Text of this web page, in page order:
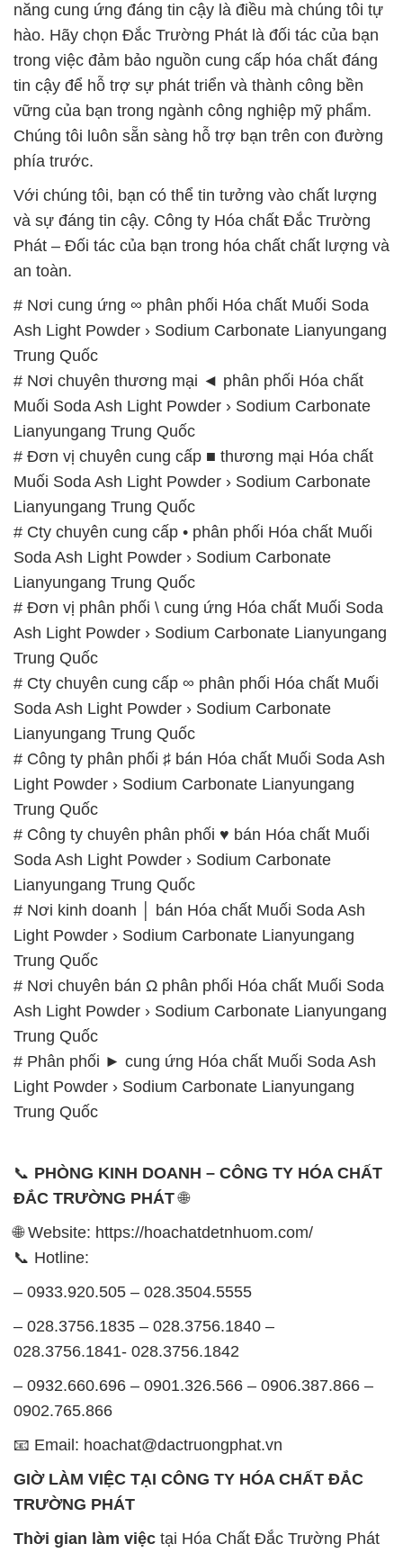
năng cung ứng đáng tin cậy là điều mà chúng tôi tự
hào. Hãy chọn Đắc Trường Phát là đối tác của bạn
trong việc đảm bảo nguồn cung cấp hóa chất đáng
tin cậy để hỗ trợ sự phát triển và thành công bền
vững của bạn trong ngành công nghiệp mỹ phẩm.
Chúng tôi luôn sẵn sàng hỗ trợ bạn trên con đường
phía trước.
Với chúng tôi, bạn có thể tin tưởng vào chất lượng
và sự đáng tin cậy. Công ty Hóa chất Đắc Trường
Phát – Đối tác của bạn trong hóa chất chất lượng và
an toàn.
# Nơi cung ứng ∞ phân phối Hóa chất Muối Soda
Ash Light Powder › Sodium Carbonate Lianyungang
Trung Quốc
# Nơi chuyên thương mại ◄ phân phối Hóa chất
Muối Soda Ash Light Powder › Sodium Carbonate
Lianyungang Trung Quốc
# Đơn vị chuyên cung cấp ■ thương mại Hóa chất
Muối Soda Ash Light Powder › Sodium Carbonate
Lianyungang Trung Quốc
# Cty chuyên cung cấp • phân phối Hóa chất Muối
Soda Ash Light Powder › Sodium Carbonate
Lianyungang Trung Quốc
# Đơn vị phân phối \ cung ứng Hóa chất Muối Soda
Ash Light Powder › Sodium Carbonate Lianyungang
Trung Quốc
# Cty chuyên cung cấp ∞ phân phối Hóa chất Muối
Soda Ash Light Powder › Sodium Carbonate
Lianyungang Trung Quốc
# Công ty phân phối ♯ bán Hóa chất Muối Soda Ash
Light Powder › Sodium Carbonate Lianyungang
Trung Quốc
# Công ty chuyên phân phối ♥ bán Hóa chất Muối
Soda Ash Light Powder › Sodium Carbonate
Lianyungang Trung Quốc
# Nơi kinh doanh │ bán Hóa chất Muối Soda Ash
Light Powder › Sodium Carbonate Lianyungang
Trung Quốc
# Nơi chuyên bán Ω phân phối Hóa chất Muối Soda
Ash Light Powder › Sodium Carbonate Lianyungang
Trung Quốc
# Phân phối ► cung ứng Hóa chất Muối Soda Ash
Light Powder › Sodium Carbonate Lianyungang
Trung Quốc
📞 PHÒNG KINH DOANH – CÔNG TY HÓA CHẤT
ĐẮC TRƯỜNG PHÁT🌐
🌐 Website: https://hoachatdetnhuom.com/
📞 Hotline:
– 0933.920.505 – 028.3504.5555
– 028.3756.1835 – 028.3756.1840 –
028.3756.1841- 028.3756.1842
– 0932.660.696 – 0901.326.566 – 0906.387.866 –
0902.765.866
📧 Email: hoachat@dactruongphat.vn
GIỜ LÀM VIỆC TẠI CÔNG TY HÓA CHẤT ĐẮC
TRƯỜNG PHÁT
Thời gian làm việc tại Hóa Chất Đắc Trường Phát